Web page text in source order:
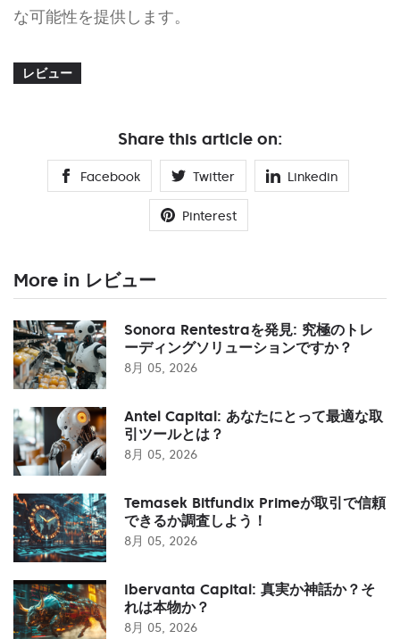
な可能性を提供します。
レビュー
Share this article on:
Facebook Twitter Linkedin
Pinterest
More in レビュー
Sonora Rentestraを発見: 究極のトレ
ーディングソリューションですか？
8月 05, 2026
Antel Capital: あなたにとって最適な取
引ツールとは？
8月 05, 2026
Temasek Bitfundix Primeが取引で信頼
できるか調査しよう！
8月 05, 2026
Ibervanta Capital: 真実か神話か？そ
れは本物か？
8月 05, 2026